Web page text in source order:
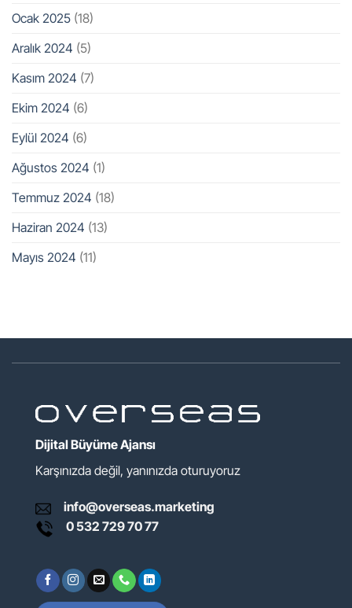
Ocak 2025 (18)
Aralık 2024 (5)
Kasım 2024 (7)
Ekim 2024 (6)
Eylül 2024 (6)
Ağustos 2024 (1)
Temmuz 2024 (18)
Haziran 2024 (13)
Mayıs 2024 (11)
Dijital Büyüme Ajansı
Karşınızda değil, yanınızda oturuyoruz
info@overseas.marketing
0 532 729 70 77